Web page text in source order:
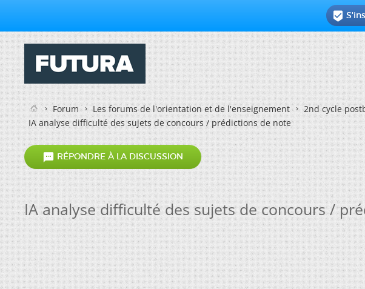

Forum Les forums de l'orientation et de l'enseignement 2nd cycle
IA analyse difficulté des sujets de concours / prédictions de note
 RÉPONDRE À LA DISCUSSION
IA analyse difficulté des sujets de concours /